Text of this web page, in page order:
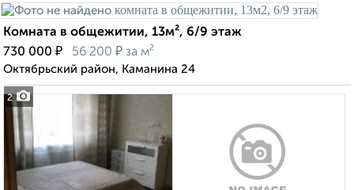
2
Комната в общежитии, 13м², 6/9 этаж
730 000 ₽ 56 200 ₽ за м²
Октябрьский район, Каманина 24